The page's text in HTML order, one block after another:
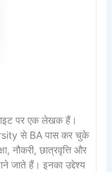
पर एक लेखक हैं।
से BA पास कर चुके
नौकरी, छात्रवृत्ति और
जाते हैं। इनका उद्देश्य